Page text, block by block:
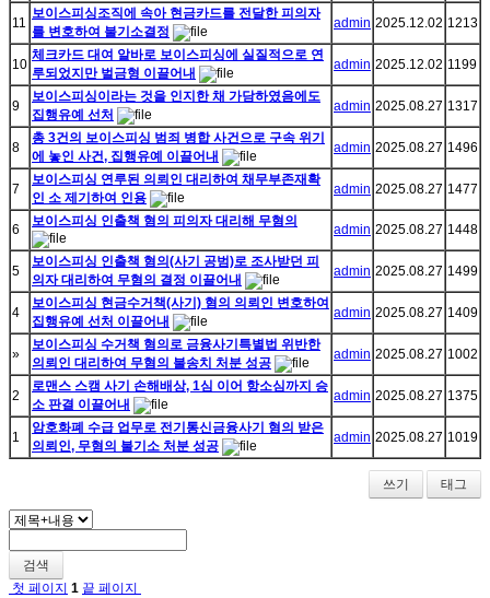
11
보이스피싱조직에 속아 현금카드를 전달한 피의자
를 변호하여 불기소결정
admin 2025.12.02 1213
10
체크카드 대여 알바로 보이스피싱에 실질적으로 연
루되었지만 벌금형 이끌어내
admin 2025.12.02 1199
9
보이스피싱이라는 것을 인지한 채 가담하였음에도
집행유예 선처
admin 2025.08.27 1317
8
총 3건의 보이스피싱 범죄 병합 사건으로 구속 위기
에 놓인 사건, 집행유예 이끌어내
admin 2025.08.27 1496
7
보이스피싱 연루된 의뢰인 대리하여 채무부존재확
인 소 제기하여 인용
admin 2025.08.27 1477
6
보이스피싱 인출책 혐의 피의자 대리해 무혐의
admin 2025.08.27 1448
5
보이스피싱 인출책 혐의(사기 공범)로 조사받던 피
의자 대리하여 무혐의 결정 이끌어내
admin 2025.08.27 1499
4
보이스피싱 현금수거책(사기) 혐의 의뢰인 변호하여
집행유예 선처 이끌어내
admin 2025.08.27 1409
»
보이스피싱 수거책 혐의로 금융사기특별법 위반한
의뢰인 대리하여 무혐의 불송치 처분 성공
admin 2025.08.27 1002
2
로맨스 스캠 사기 손해배상, 1심 이어 항소심까지 승
소 판결 이끌어내
admin 2025.08.27 1375
1
암호화폐 수급 업무로 전기통신금융사기 혐의 받은
의뢰인, 무혐의 불기소 처분 성공
admin 2025.08.27 1019
쓰기 태그
검색
첫 페이지 1 끝 페이지